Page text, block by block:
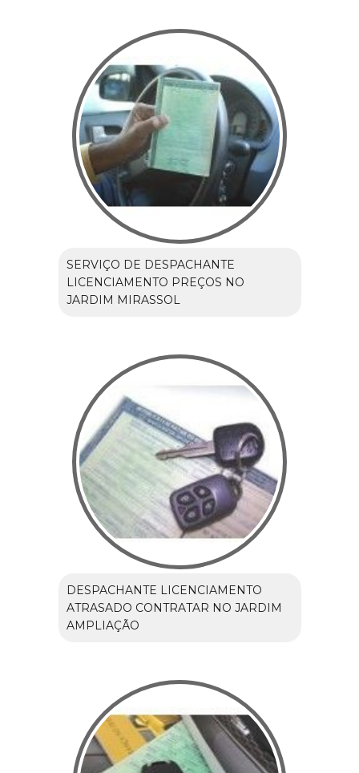
SERVIÇO DE DESPACHANTE
LICENCIAMENTO PREÇOS NO
JARDIM MIRASSOL
DESPACHANTE LICENCIAMENTO
ATRASADO CONTRATAR NO JARDIM
AMPLIAÇÃO